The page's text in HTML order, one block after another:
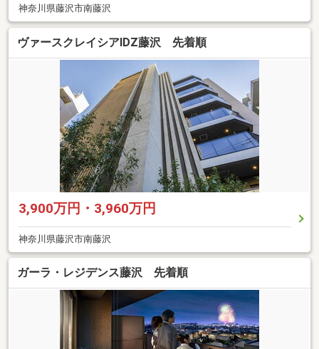
神奈川県藤沢市南藤沢
ヴァースクレイシアIDZ藤沢 先着順
3,900万円・3,960万円
神奈川県藤沢市南藤沢
ガーラ・レジデンス藤沢 先着順